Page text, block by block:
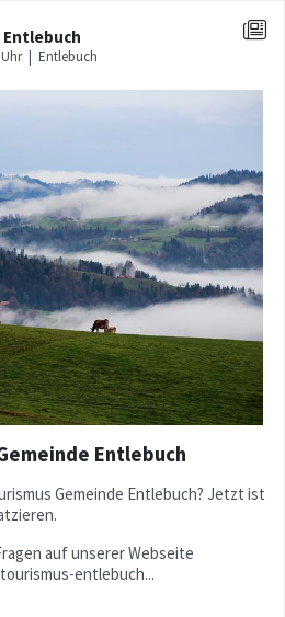
Entlebuch
Gemeinde Entlebuch? Jetzt ist
auf unserer Webseite
entlebuch...